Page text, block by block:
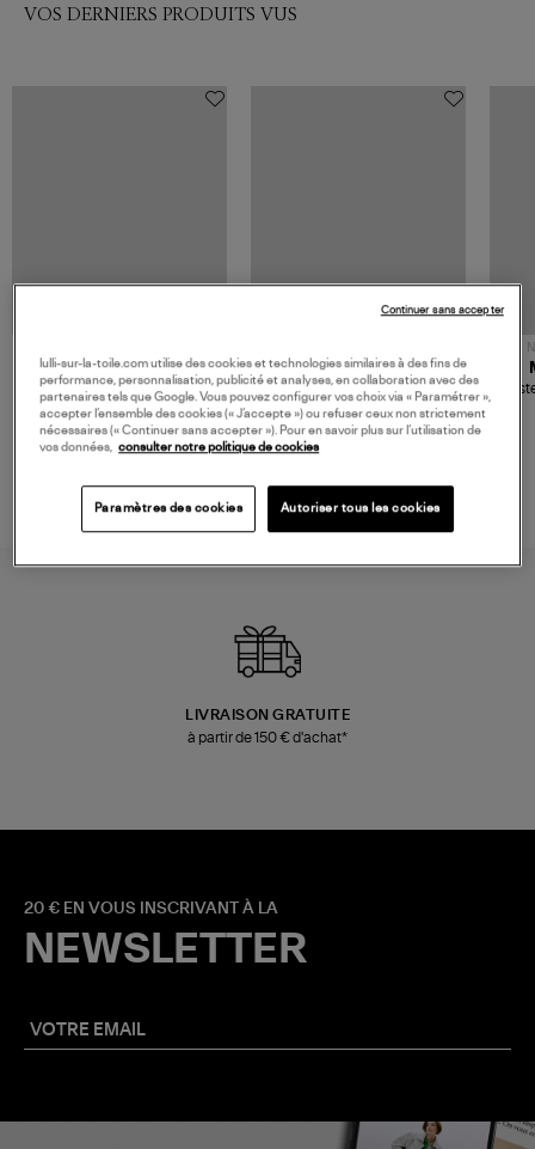
VOS DERNIERS PRODUITS VUS
480,00 €
JEROME DREYFUSS
Sac Bobi S Cuir Lamé
Champagne
189,00 €
TORAL
Mocassins Killian Sport
Mousse
LIVRAISON GRATUITE
à partir de 150 € d'achat*
20 € EN VOUS INSCRIVANT À LA
NEWSLETTER
lulli-sur-la-toile.com utilise des cookies et technologies similaires à des fins de
performance, personnalisation, publicité et analyses, en collaboration avec des
partenaires tels que Google. Vous pouvez configurer vos choix via « Paramétrer »,
accepter l’ensemble des cookies (« J’accepte ») ou refuser ceux non strictement
nécessaires (« Continuer sans accepter »). Pour en savoir plus sur l’utilisation de
vos données, consulter notre politique de cookies
Paramètres des cookies Autoriser tous les cookies
Continuer sans accepter